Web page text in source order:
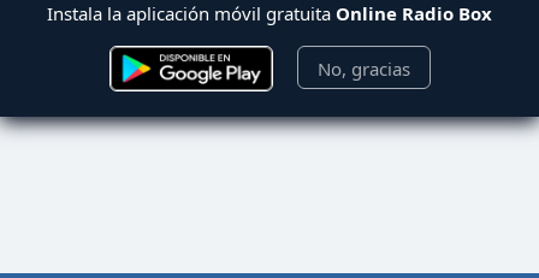
Instala la aplicación móvil gratuita Online Radio Box
No, gracias